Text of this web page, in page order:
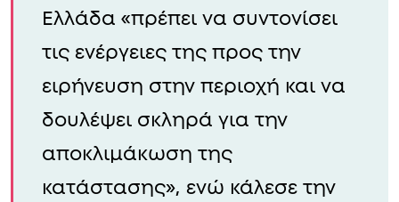
Ελλάδα «πρέπει να συντονίσει
τις ενέργειες της προς την
ειρήνευση στην περιοχή και να
δουλέψει σκληρά για την
αποκλιμάκωση της
κατάστασης», ενώ κάλεσε την